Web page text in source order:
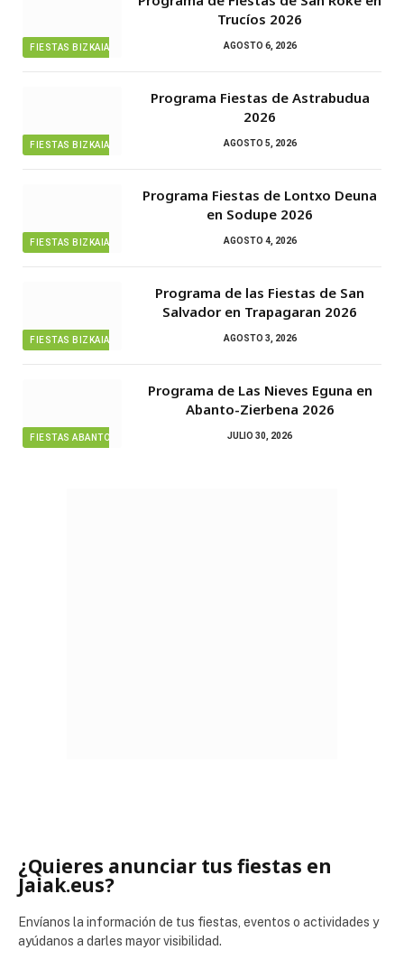
FIESTAS BIZKAIA
Trucíos 2026
AGOSTO 6, 2026
FIESTAS BIZKAIA
Programa Fiestas de Astrabudua
2026
AGOSTO 5, 2026
FIESTAS BIZKAIA
Programa Fiestas de Lontxo Deuna
en Sodupe 2026
AGOSTO 4, 2026
FIESTAS BIZKAIA
Programa de las Fiestas de San
Salvador en Trapagaran 2026
AGOSTO 3, 2026
FIESTAS ABANTO ZIERBENA
Programa de Las Nieves Eguna en
Abanto-Zierbena 2026
JULIO 30, 2026
¿Quieres anunciar tus fiestas en
Jaiak.eus?
Envíanos la información de tus fiestas, eventos o actividades y
ayúdanos a darles mayor visibilidad.